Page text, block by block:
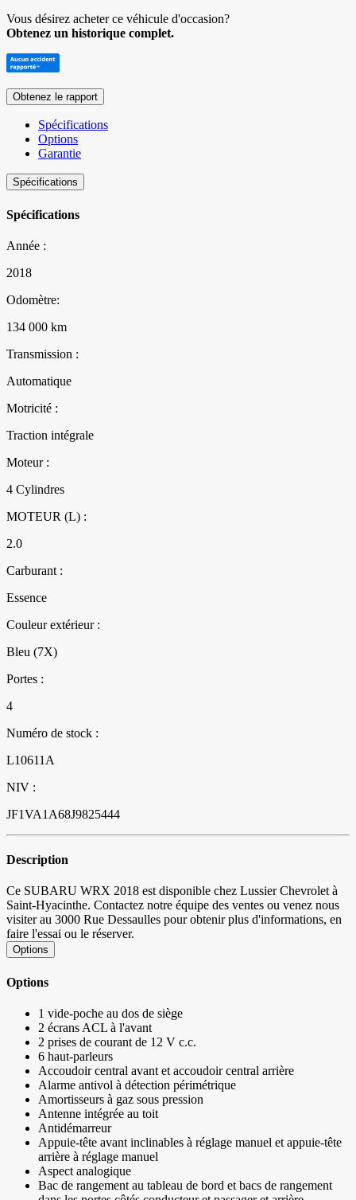
Vous désirez acheter ce véhicule d'occasion?
Obtenez un historique complet.
Obtenez le rapport
Spécifications
Options
Garantie
Spécifications
Spécifications
Année :
2018
Odomètre:
134 000 km
Transmission :
Automatique
Motricité :
Traction intégrale
Moteur :
4 Cylindres
MOTEUR (L) :
2.0
Carburant :
Essence
Couleur extérieur :
Bleu (7X)
Portes :
4
Numéro de stock :
L10611A
NIV :
JF1VA1A68J9825444
Description
Ce SUBARU WRX 2018 est disponible chez Lussier Chevrolet à
Saint-Hyacinthe. Contactez notre équipe des ventes ou venez nous
visiter au 3000 Rue Dessaulles pour obtenir plus d'informations, en
faire l'essai ou le réserver.
Options
Options
1 vide-poche au dos de siège
2 écrans ACL à l'avant
2 prises de courant de 12 V c.c.
6 haut-parleurs
Accoudoir central avant et accoudoir central arrière
Alarme antivol à détection périmétrique
Amortisseurs à gaz sous pression
Antenne intégrée au toit
Antidémarreur
Appuie-tête avant inclinables à réglage manuel et appuie-tête
arrière à réglage manuel
Aspect analogique
Bac de rangement au tableau de bord et bacs de rangement